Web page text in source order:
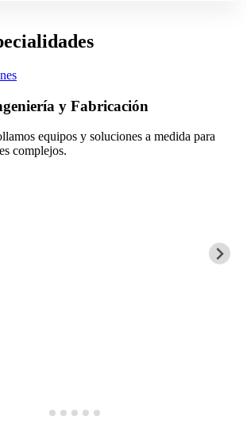
Mantenimiento Eléctrico,
Aseguramos la continuidad operacional
de procesos críticos.